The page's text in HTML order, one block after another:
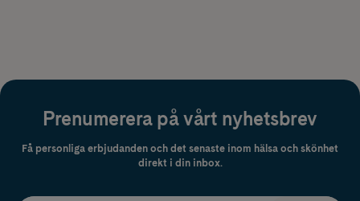
Prenumerera på vårt nyhetsbrev
Få personliga erbjudanden och det senaste inom hälsa och skönhet
direkt i din inbox.